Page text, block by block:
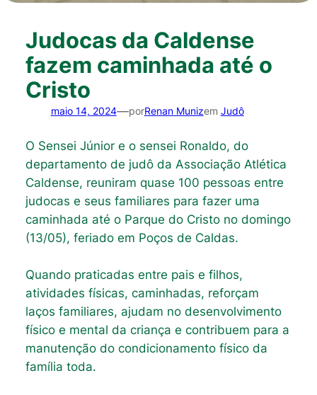
Judocas da Caldense
fazem caminhada até o
Cristo
maio 14, 2024—porRenan Munizem Judô
O Sensei Júnior e o sensei Ronaldo, do
departamento de judô da Associação Atlética
Caldense, reuniram quase 100 pessoas entre
judocas e seus familiares para fazer uma
caminhada até o Parque do Cristo no domingo
(13/05), feriado em Poços de Caldas.
Quando praticadas entre pais e filhos,
atividades físicas, caminhadas, reforçam
laços familiares, ajudam no desenvolvimento
físico e mental da criança e contribuem para a
manutenção do condicionamento físico da
família toda.